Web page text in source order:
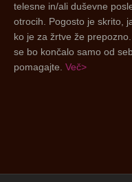
telesne in/ali duševne
otrocih. Pogosto je skrito,
ko je za žrtve že
se bo končalo samo od
pomagajte. Več>